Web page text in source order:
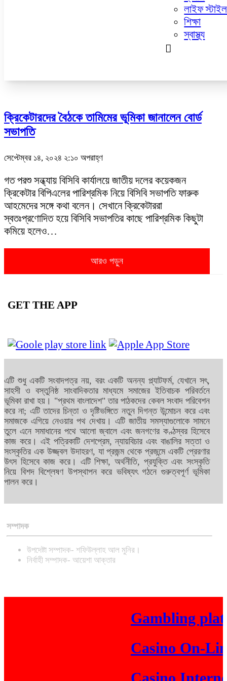
লাইফ স্টাইল
শিক্ষা
স্বাস্থ্য
ক্রিকেটারদের বৈঠকে তামিমের ভূমিকা জানালেন বোর্ড
সভাপতি
সেপ্টেম্বর ১৪, ২০২৪ ২:১০ অপরাহ্ণ
গত পরশু সন্ধ্যায় বিসিবি কার্যালয়ে জাতীয় দলের কয়েকজন
ক্রিকেটার বিপিএলের পারিশ্রমিক নিয়ে বিসিবি সভাপতি ফারুক
আহমেদের সঙ্গে কথা বলেন। সেখানে ক্রিকেটাররা
স্বতঃপ্রণোদিত হয়ে বিসিবি সভাপতির কাছে পারিশ্রমিক কিছুটা
কমিয়ে হলেও…
আরও পড়ুন
GET THE APP
এটি শুধু একটি সংবাদপত্র নয়, বরং একটি অনন্য প্ল্যাটফর্ম, যেখানে সৎ,
সাহসী ও বস্তুনিষ্ঠ সাংবাদিকতার মাধ্যমে সমাজের ইতিবাচক পরিবর্তনে
ভূমিকা রাখা হয়। "প্রথম বাংলাদেশ" তার পাঠকদের কেবল সংবাদ পরিবেশন
করে না; এটি তাদের চিন্তা ও দৃষ্টিভঙ্গিতে নতুন দিগন্ত উন্মোচন করে এবং
সমাজকে এগিয়ে নেওয়ার পথ দেখায়। এটি জাতীয় সমস্যাগুলোকে সামনে
তুলে এনে সমাধানের পথে আলো জ্বালে এবং জনগণের কণ্ঠস্বর হিসেবে
কাজ করে। এই পত্রিকাটি দেশপ্রেম, ন্যায়বিচার এবং বাঙালির সত্তা ও
সংস্কৃতির এক উজ্জ্বল উদাহরণ, যা প্রজন্ম থেকে প্রজন্মে একটি প্রেরণার
উৎস হিসেবে কাজ করে। এটি শিক্ষা, অর্থনীতি, প্রযুক্তি এবং সংস্কৃতি
নিয়ে বিশদ বিশ্লেষণ উপস্থাপন করে ভবিষ্যৎ গঠনে গুরুত্বপূর্ণ ভূমিকা
পালন করে।
সম্পাদক
উপদেষ্টা সম্পাদক- শফিউল্লাহ আল মুনির।
নির্বাহী সম্পাদক- আয়েশা আক্তার
Gambling
Casino On-
Casino